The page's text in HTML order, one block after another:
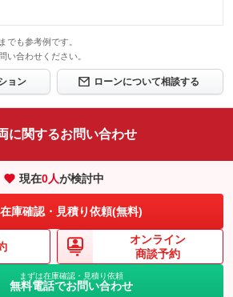
でも参考例です。
合わせください。
ョン ローンについて相談する
に関するお問い合わせ
現在0人が検討中
在庫確認・見積り依頼(無料)
オンライン
商談予約
まずは在庫確認・見積り依頼
無料電話でお問い合わせ